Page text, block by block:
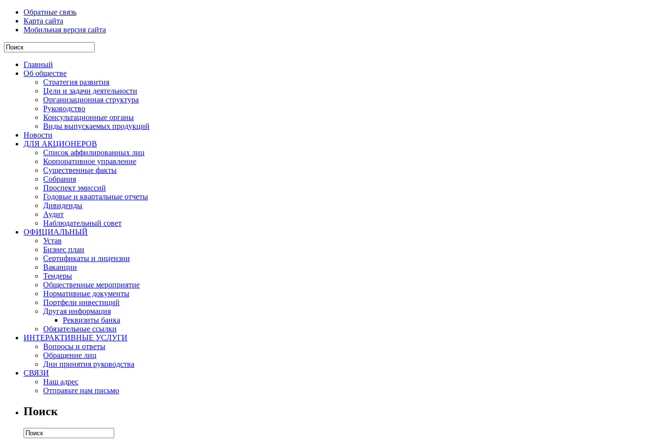
Обратные связь
Карта сайта
Мобильная версия сайта
Главный
Об обществе
Стратегия развития
Цели и задачи деятельности
Организационная структура
Руководство
Консультационные органы
Виды выпускаемых продукций
Новости
ДЛЯ АКЦИОНЕРОВ
Список аффилированных лиц
Корпоративное управление
Существенные факты
Собрания
Проспект эмиссий
Годовые и квартальные отчеты
Дивиденды
Аудит
Наблюдательный совет
ОФИЦИАЛЬНЫЙ
Устав
Бизнес план
Сертификаты и лицензии
Ваканции
Тендеры
Общественные мероприятие
Нормативные документы
Портфели инвестиций
Другая информация
Реквизиты банка
Обязательные ссылки
ИНТЕРАКТИВНЫЕ УСЛУГИ
Вопросы и ответы
Обращение лиц
Дни принятия руководства
СВЯЗИ
Наш адрес
Отправьте нам письмо
Поиск